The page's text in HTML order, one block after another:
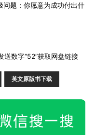
问题：你愿意为成功付出什
送数字“52”获取网盘链接
英文原版书下载